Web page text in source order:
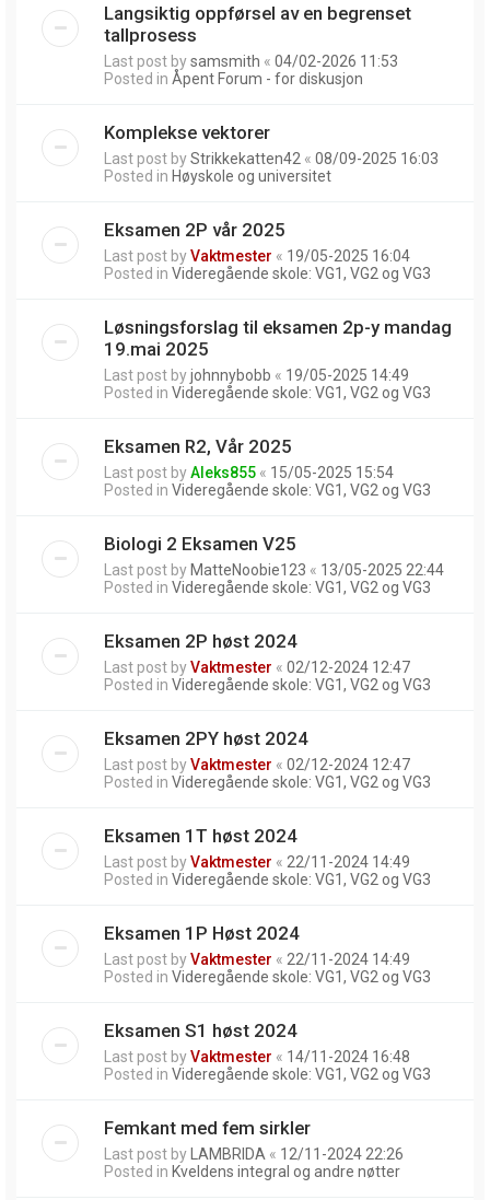
Langsiktig oppførsel av en begrenset
tallprosess
Last post bysamsmith « 04/02-2026 11:53
Posted in Åpent Forum - for diskusjon
Komplekse vektorer
Last post byStrikkekatten42 « 08/09-2025 16:03
Posted in Høyskole og universitet
Eksamen 2P vår 2025
Last post byVaktmester « 19/05-2025 16:04
Posted in Videregående skole: VG1, VG2 og VG3
Løsningsforslag til eksamen 2p-y mandag
19.mai 2025
Last post byjohnnybobb « 19/05-2025 14:49
Posted in Videregående skole: VG1, VG2 og VG3
Eksamen R2, Vår 2025
Last post byAleks855 « 15/05-2025 15:54
Posted in Videregående skole: VG1, VG2 og VG3
Biologi 2 Eksamen V25
Last post by MatteNoobie123 « 13/05-2025 22:44
Posted in Videregående skole: VG1, VG2 og VG3
Eksamen 2P høst 2024
Last post byVaktmester « 02/12-2024 12:47
Posted in Videregående skole: VG1, VG2 og VG3
Eksamen 2PY høst 2024
Last post byVaktmester « 02/12-2024 12:47
Posted in Videregående skole: VG1, VG2 og VG3
Eksamen 1T høst 2024
Last post byVaktmester « 22/11-2024 14:49
Posted in Videregående skole: VG1, VG2 og VG3
Eksamen 1P Høst 2024
Last post byVaktmester « 22/11-2024 14:49
Posted in Videregående skole: VG1, VG2 og VG3
Eksamen S1 høst 2024
Last post byVaktmester « 14/11-2024 16:48
Posted in Videregående skole: VG1, VG2 og VG3
Femkant med fem sirkler
Last post by LAMBRIDA « 12/11-2024 22:26
Posted in Kveldens integral og andre nøtter